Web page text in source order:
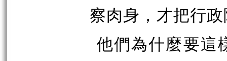
察肉身，才把行
他們為什麼要這